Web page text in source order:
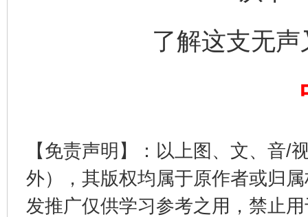
了解这支无
【免责声明】：以上图、文、音/
外），其版权均属于原作者或归
发推广仅供学习参考之用，禁止
一纸欠